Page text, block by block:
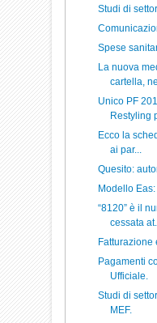
Studi di
Spese
La nuova
cartella,
Unico PF
Restyling
Ecco la
ai par...
Quesito:
Modello
“8120” è il
cessata
Fatturazione
Pagamenti
Ufficiale.
Studi di
MEF.